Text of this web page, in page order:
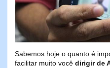
Sabemos hoje o quanto é
facilitar muito você dirigir de